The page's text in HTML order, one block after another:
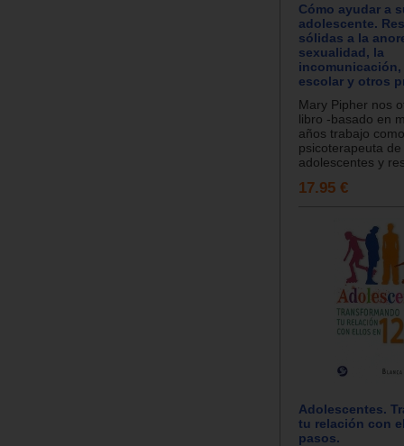
Cómo ayudar a
adolescente.
sólidas a la
sexualidad, la
incomunicación,
escolar y otros
Mary Pipher nos
libro -basado en
años trabajo como
psicoterapeuta
adolescentes y
17.95 €
Adolescentes.
tu relación con
pasos.